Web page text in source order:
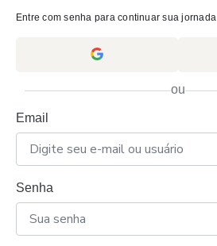
Entre com senha para continuar sua jornada
ou
Email
Senha